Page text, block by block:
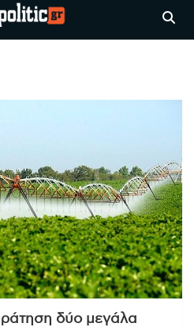
απο τη
την Ελλάδα και
Κόσμο
δύο μεγάλα